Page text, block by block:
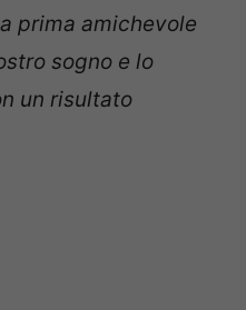
prima amichevole
sogno e lo
un risultato